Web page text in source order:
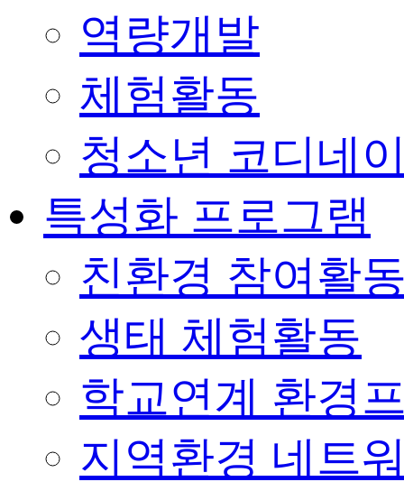
역량개발
체험활동
청소년 코디네
특성화 프로그램
친환경 참여활
생태 체험활동
학교연계 환경
지역환경 네트